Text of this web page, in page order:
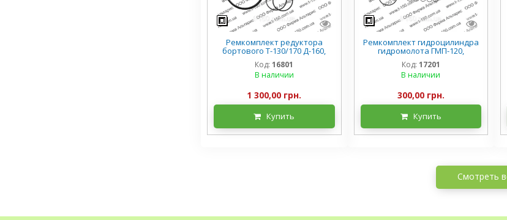
Ремкомплект редуктора
бортового Т-130/170 Д-160,
премиум, полный
Код: 16801
В наличии
1 300,00 грн.
Купить
Ремкомплект гидроцилиндра
гидромолота ГМП-120,
Бородянка
Код: 17201
В наличии
300,00 грн.
Купить
Смотреть